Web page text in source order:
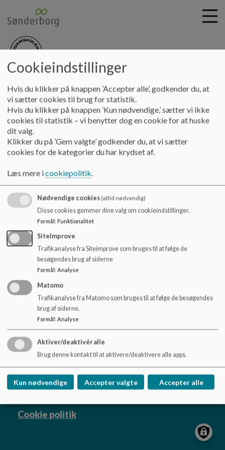
i
nydamskolen
Principper & planer Principper for:
Underretning af
hjemmene om elevernes udbytte af undervisningen
Underretning af hjemmene om
elevernes udbytte af
undervisningen
Underretning af hjemmene om elevernes udbytte af
undervisningen
Dokumenter
Nydamskolen
Skolevej 21, V. Sottrup
nydamskolen@sonderborg.dk
88724391
/tilgaengelighedserklaering
Sitemap
Cookie politik
Cookieindstillinger
Hvis du klikker på knappen ’Accepter alle’, godkender du, at
vi sætter cookies til brug for statistik.
Hvis du klikker på knappen ’Kun nødvendige,’ sætter vi ikke
cookies til statistik – vi benytter dog en cookie for at huske
dit valg.
Klikker du på ’Gem valgte’ godkender du, at vi sætter
cookies for de kategorier du har krydset af.
Læs mere icookiepolitik.
Nødvendige cookies(altid nødvendig)
Disse cookies gemmer dine valg om cookieindstillinger.
Formål: Funktionalitet
SiteImprove
Trafikanalyse fra Siteimprove som bruges til at følge de
besøgendes brug af siderne
Formål : Analyse
Matomo
Trafikanalyse fra Matomo som bruges til at følge de besøgendes
brug af siderne.
Formål: Analyse
Aktiver/deaktivér alle
Brug denne kontakt til at aktivere/deaktivere alle apps.
Kun nødvendige Accepter valgte Accepter alle